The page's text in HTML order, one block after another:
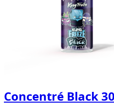
Concentré Black